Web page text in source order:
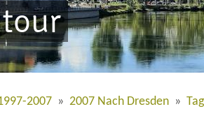
2007 » 2007 Nach Dresden »